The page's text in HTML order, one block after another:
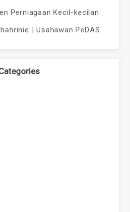
Perniagaan Kecil-kecilan
| Usahawan PeDAS